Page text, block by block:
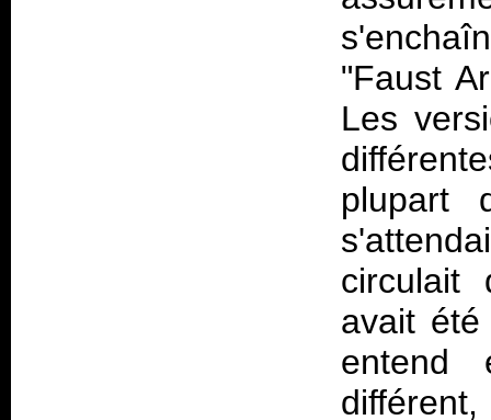
"Faust
Les
plupart
circulait
avait
entend